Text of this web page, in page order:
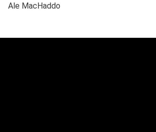
Ale MacHaddo